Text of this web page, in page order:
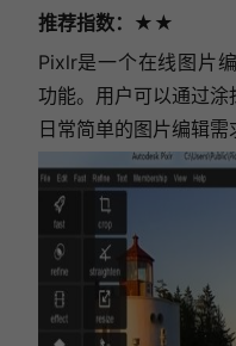
推荐指数：★★
Pixlr是一个在线图片
功能。用户可以通过
日常简单的图片编辑需